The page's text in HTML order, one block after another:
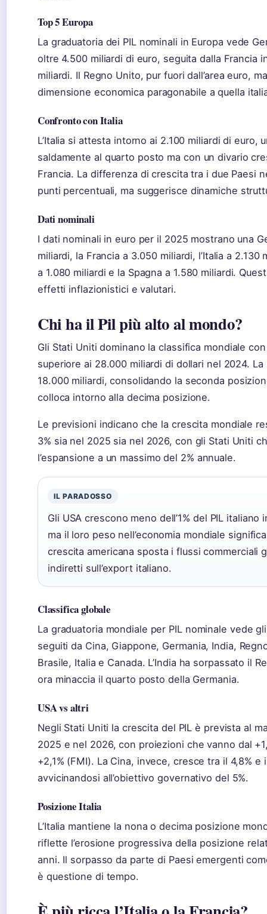
Top 5 Europa
La graduatoria dei PIL nominali in Europa vede
oltre 4.500 miliardi di euro, seguita dalla Francia
miliardi. Il Regno Unito, pur fuori dall’area euro,
dimensione economica paragonabile a quella
Confronto con Italia
L’Italia si attesta intorno ai 2.100 miliardi di euro,
saldamente al quarto posto ma con un divario
Francia. La differenza di crescita tra i due Paesi
punti percentuali, ma suggerisce dinamiche
Dati nominali
I dati nominali in euro per il 2025 mostrano una
miliardi, la Francia a 3.050 miliardi, l’Italia a 2.130
a 1.080 miliardi e la Spagna a 1.580 miliardi.
effetti inflazionistici e valutari.
Chi ha il Pil più alto al mondo?
Gli Stati Uniti dominano la classifica mondiale
superiore ai 28.000 miliardi di dollari nel 2024.
18.000 miliardi, consolidando la seconda
colloca intorno alla decima posizione.
Le previsioni indicano che la crescita mondiale
3% sia nel 2025 sia nel 2026, con gli Stati Uniti
l’espansione a un massimo del 2% annuale.
IL PARADOSSO
Gli USA crescono meno dell’1% del PIL
ma il loro peso nell’economia mondiale
crescita americana sposta i flussi commerciali
indiretti sull’export italiano.
Classifica globale
La graduatoria mondiale per PIL nominale vede
seguiti da Cina, Giappone, Germania, India,
Brasile, Italia e Canada. L’India ha sorpassato il
ora minaccia il quarto posto della Germania.
USA vs altri
Negli Stati Uniti la crescita del PIL è prevista al
2025 e nel 2026, con proiezioni che vanno dal
+2,1% (FMI). La Cina, invece, cresce tra il 4,8% e
avvicinandosi all’obiettivo governativo del 5%.
Posizione Italia
L’Italia mantiene la nona o decima posizione
riflette l’erosione progressiva della posizione
anni. Il sorpasso da parte di Paesi emergenti
è questione di tempo.